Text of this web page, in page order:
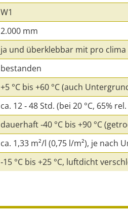
W1
2.000 mm
ja und überklebbar mit pro
bestanden
+5 °C bis +60 °C (auch
ca. 12 ‑ 48 Std. (bei 20 °C, 65%
dauerhaft ‑40 °C bis +90 °C
ca. 1,33 m²/l (0,75 l/m²), je
‑15 °C bis +25 °C, luftdicht